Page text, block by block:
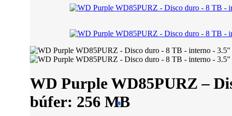
WD Purple WD85PURZ –
búfer: 256 MB